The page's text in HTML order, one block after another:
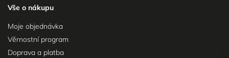
Vše o nákupu
Moje objednávka
Věrnostní program
Doprava a platba